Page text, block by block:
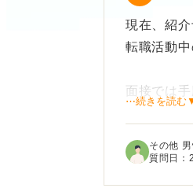
現在、紹
転職活動中
面接では
派遣会社
⋯続きを読む
その他 男
質問日：